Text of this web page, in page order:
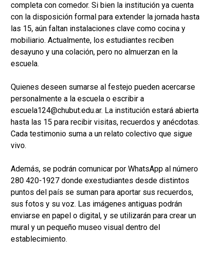
completa con comedor. Si bien la institución ya cuenta
con la disposición formal para extender la jornada hasta
las 15, aún faltan instalaciones clave como cocina y
mobiliario. Actualmente, los estudiantes reciben
desayuno y una colación, pero no almuerzan en la
escuela.
Quienes deseen sumarse al festejo pueden acercarse
personalmente a la escuela o escribir a
escuela124@chubut.edu.ar. La institución estará abierta
hasta las 15 para recibir visitas, recuerdos y anécdotas.
Cada testimonio suma a un relato colectivo que sigue
vivo.
Además, se podrán comunicar por WhatsApp al número
280 420-1927 donde exestudiantes desde distintos
puntos del país se suman para aportar sus recuerdos,
sus fotos y su voz. Las imágenes antiguas podrán
enviarse en papel o digital, y se utilizarán para crear un
mural y un pequeño museo visual dentro del
establecimiento.